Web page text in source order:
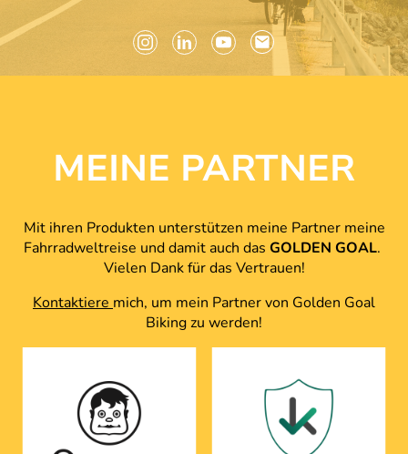
MEINE PARTNER
Mit ihren Produkten unterstützen meine Partner meine
Fahrradweltreise und damit auch das GOLDEN GOAL.
Vielen Dank für das Vertrauen!
Kontaktiere mich, um mein Partner von Golden Goal
Biking zu werden!